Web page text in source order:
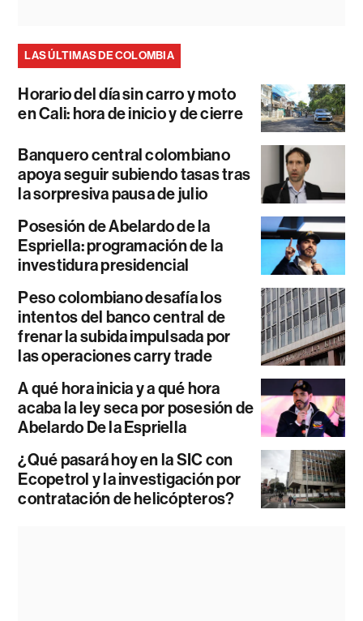
LAS ÚLTIMAS DE COLOMBIA
Horario del día sin carro y moto
en Cali: hora de inicio y de cierre
Banquero central colombiano
apoya seguir subiendo tasas tras
la sorpresiva pausa de julio
Posesión de Abelardo de la
Espriella: programación de la
investidura presidencial
Peso colombiano desafía los
intentos del banco central de
frenar la subida impulsada por
las operaciones carry trade
A qué hora inicia y a qué hora
acaba la ley seca por posesión de
Abelardo De la Espriella
¿Qué pasará hoy en la SIC con
Ecopetrol y la investigación por
contratación de helicópteros?